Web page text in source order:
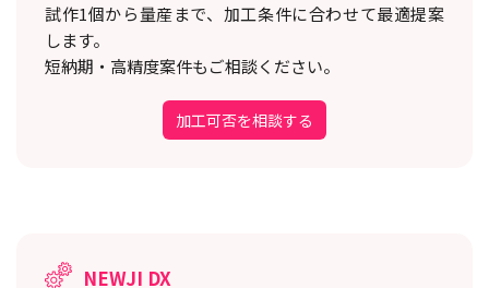
試作1個から量産まで、加工条件に合わせて最適提案
します。
短納期・高精度案件もご相談ください。
加工可否を相談する
NEWJI DX